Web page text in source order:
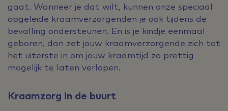
gaat. Wanneer je dat wilt, kunnen onze speciaal
opgeleide kraamverzorgenden je ook tijdens de
bevalling ondersteunen. En is je kindje eenmaal
geboren, dan zet jouw kraamverzorgende zich tot
het uiterste in om jouw kraamtijd zo prettig
mogelijk te laten verlopen.
Kraamzorg in de buurt